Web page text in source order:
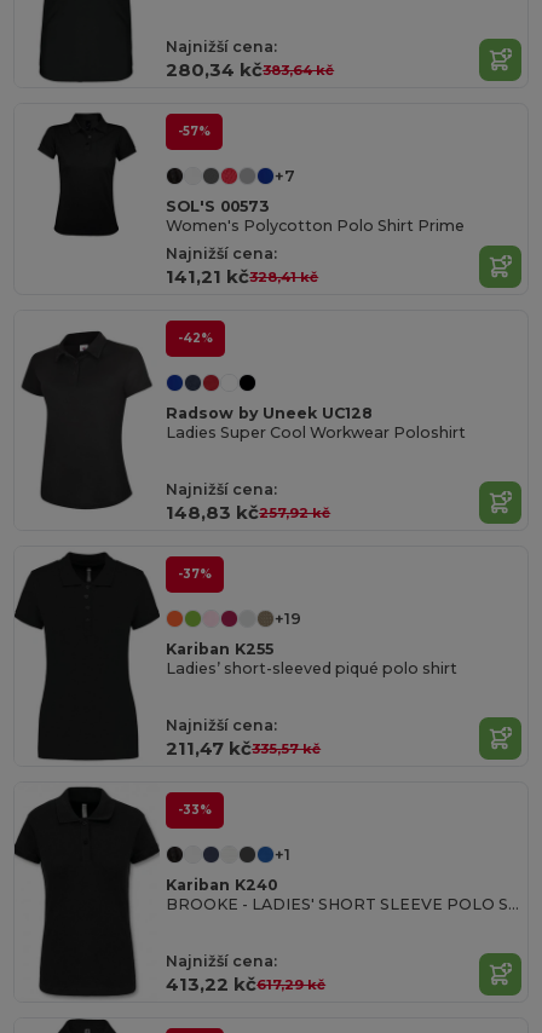
Najnižší cena:
280,34 kč383,64 kč
-57%
+7
SOL'S 00573
Women's Polycotton Polo Shirt Prime
Najnižší cena:
141,21 kč328,41 kč
-42%
Radsow by Uneek UC128
Ladies Super Cool Workwear Poloshirt
Najnižší cena:
148,83 kč257,92 kč
-37%
+19
Kariban K255
Ladies’ short-sleeved piqué polo shirt
Najnižší cena:
211,47 kč335,57 kč
-33%
+1
Kariban K240
BROOKE - LADIES' SHORT SLEEVE POLO SHIRT
Najnižší cena:
413,22 kč617,29 kč